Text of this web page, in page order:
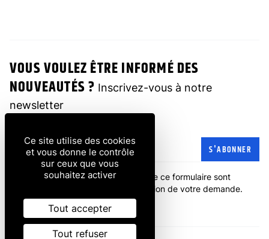
VOUS VOULEZ ÊTRE INFORMÉ DES
NOUVEAUTÉS ? Inscrivez-vous à notre
newsletter
Adresse e-mail S'ABONNER
Les informations recueillies à partir de ce formulaire sont
transmises à l'entreprise pour la gestion de votre demande.
politique de confidentialité.
Ce site utilise des cookies
et vous donne le contrôle
sur ceux que vous
souhaitez activer
Tout accepter
Tout refuser